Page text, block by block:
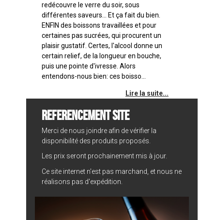
redécouvre le verre du soir, sous
différentes saveurs... Et ça fait du bien.
ENFIN des boissons travaillées et pour
certaines pas sucrées, qui procurent un
plaisir gustatif. Certes, l'alcool donne un
certain relief, de la longueur en bouche,
puis une pointe d'ivresse. Alors
entendons-nous bien: ces boisso...
Lire la suite...
REFERENCEMENT SITE
Merci de nous joindre afin de vérifier la
disponibilité des produits proposés.
Les prix seront prochainement mis à jour.
Ce site internet n'est pas marchand, et nous ne
réalisons pas d'expédition.